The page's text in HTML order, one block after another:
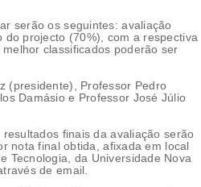
serão os seguintes: avaliação
projecto (70%), com a respectiva
classificados poderão ser
(presidente), Professor Pedro
Damásio e Professor José Júlio
finais da avaliação serão
nota final obtida, afixada em local
Tecnologia, da Universidade Nova
de email.